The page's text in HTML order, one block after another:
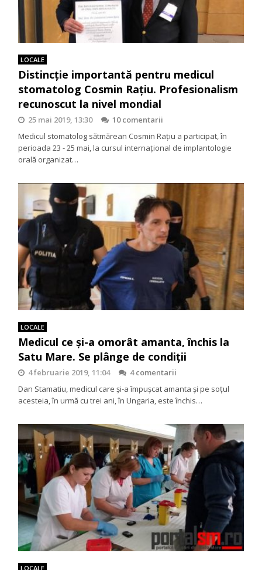
LOCALE
Distincție importantă pentru medicul
stomatolog Cosmin Rațiu. Profesionalism
recunoscut la nivel mondial
25 mai 2019, 13:30
10 comentarii
Medicul stomatolog sătmărean Cosmin Rațiu a participat, în
perioada 23 - 25 mai, la cursul internațional de implantologie
orală organizat…
LOCALE
Medicul ce și-a omorât amanta, închis la
Satu Mare. Se plânge de condiții
4 februarie 2019, 11:04
4 comentarii
Dan Stamatiu, medicul care și-a împușcat amanta și pe soțul
acesteia, în urmă cu trei ani, în Ungaria, este închis…
LOCALE